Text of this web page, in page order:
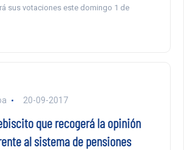
sus votaciones este domingo 1 de
20-09-2017
que recogerá la opinión
al sistema de pensiones